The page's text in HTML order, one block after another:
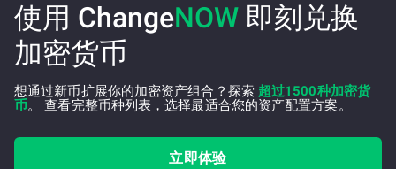
使用 ChangeNOW 即刻兑换
加密货币
想通过新币扩展你的加密资产组合？探索 超过1500种加密货
币。 查看完整币种列表，选择最适合您的资产配置方案。
立即体验